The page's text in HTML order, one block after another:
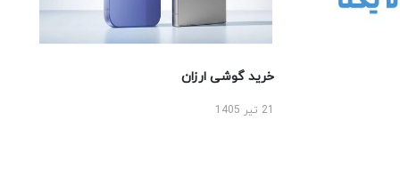
خرید گوشی ارزان